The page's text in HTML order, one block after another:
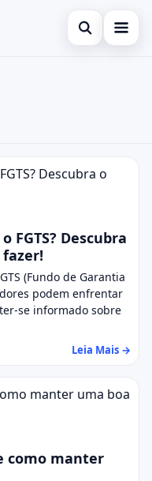
Abrir busca
para fechar.
FGTS? Descubra
(Fundo de Garantia
podem enfrentar
se informado sobre
Leia Mais →
como manter